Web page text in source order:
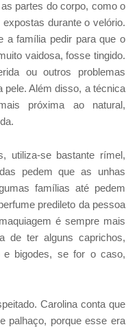
partes do corpo, como o
durante o velório.
a família pedir para que o
vaidosa, fosse tingido.
ou outros problemas
Além disso, a técnica
próxima ao natural,
utiliza-se bastante rímel,
pedem que as unhas
famílias até pedem
predileto da pessoa
é sempre mais
de ter alguns caprichos,
bigodes, se for o caso,
Carolina conta que
palhaço, porque esse era